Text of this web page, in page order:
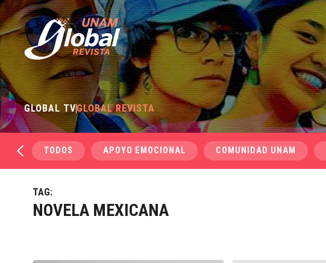
GLOBAL TVGLOBAL REVISTA
TODOS APOYO EMOCIONAL COMUNIDAD UNAM
TAG:
NOVELA MEXICANA